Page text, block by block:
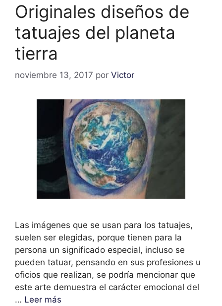
Originales diseños de
tatuajes del planeta
tierra
noviembre 13, 2017 por Victor
Las imágenes que se usan para los tatuajes,
suelen ser elegidas, porque tienen para la
persona un significado especial, incluso se
pueden tatuar, pensando en sus profesiones u
oficios que realizan, se podría mencionar que
este arte demuestra el carácter emocional del
… Leer más